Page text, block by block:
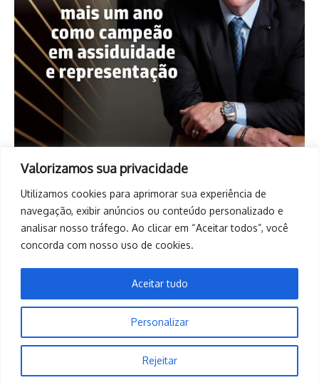
Valorizamos sua privacidade
Utilizamos cookies para aprimorar sua experiência de
navegação, exibir anúncios ou conteúdo personalizado e
analisar nosso tráfego. Ao clicar em “Aceitar todos”, você
concorda com nosso uso de cookies.
Personalizar
Rejeitar
Aceitar tudo
Copyright © 2026. Todos os direitos reservados. | Desenvolvido
Revista de Notícias X